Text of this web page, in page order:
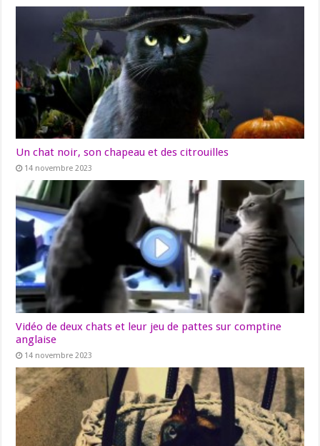
Un chat noir, son chapeau et des citrouilles
14 novembre 2023
Vidéo de deux chats et leur jeu de pattes sur comptine
anglaise
14 novembre 2023